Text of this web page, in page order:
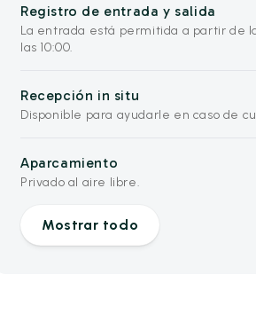
Registro de entrada y salida
La entrada está permitida a partir de
las 10:00.
Recepción in situ
Disponible para ayudarle en caso de
Aparcamiento
Privado al aire libre.
Mostrar todo